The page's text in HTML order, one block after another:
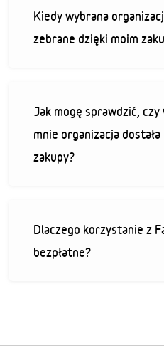
Kiedy wybrana
zebrane dzięki moim
Jak mogę sprawdzić,
mnie organizacja
zakupy?
Dlaczego korzystanie z
bezpłatne?